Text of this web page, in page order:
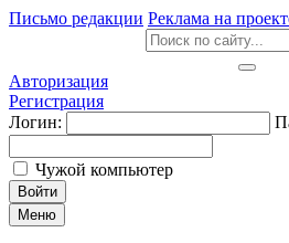
Письмо редакции Реклама на
Авторизация
Регистрация
Логин:
Чужой компьютер
Войти
Меню